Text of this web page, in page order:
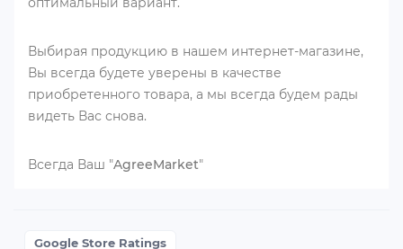
Выбирая продукцию в нашем интернет-магазине,
Вы всегда будете уверены в качестве
приобретенного товара, а мы всегда будем рады
видеть Вас снова.
Всегда Ваш "AgreeMarket"
Google Store Ratings